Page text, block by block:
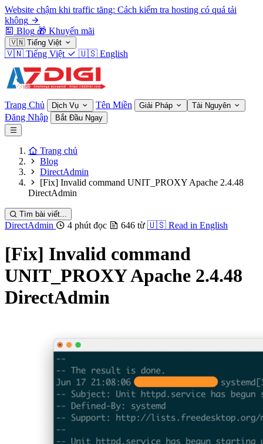
Website chậm khi traffic tăng: Cách kiểm tra hosting có quá tải
không
Blog 🎁 Khuyến mãi
🇻🇳 Tiếng Việt
🇻🇳 Tiếng Việt 🇺🇸 English
Trang Chủ Dịch Vụ Tên Miền Giải Pháp Tài Nguyên
Đăng Nhập Bắt Đầu Ngay
Trang chủ
Blog
DirectAdmin
[Fix] Invalid command UNIT_PROXY Apache 2.4.48
DirectAdmin
Tìm bài viết...
DirectAdmin 4 phút đọc 646 từ 🇺🇸 Read in English
[Fix] Invalid command
UNIT_PROXY Apache 2.4.48
DirectAdmin